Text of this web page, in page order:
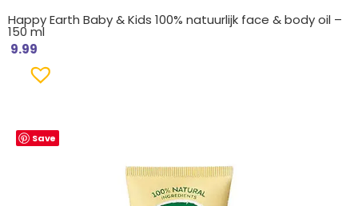
Happy Earth Baby & Kids 100% natuurlijk face & body oil –
150 ml
9.99
Save